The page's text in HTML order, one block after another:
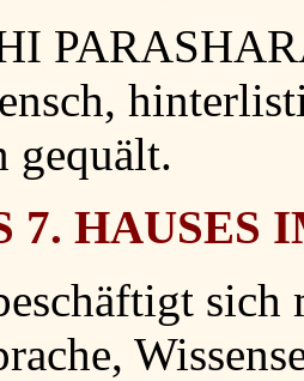
gequält.
7. HAUSES
sich